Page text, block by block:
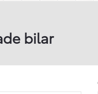
bilar